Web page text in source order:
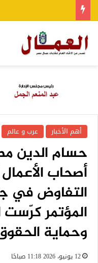
أهم الأخبار عرب و عالم
حسام الدين
أصحاب
التفاوض في
المؤتمر كرّست
وحماية
12 يونيو، 2026 11:18 صباحًا